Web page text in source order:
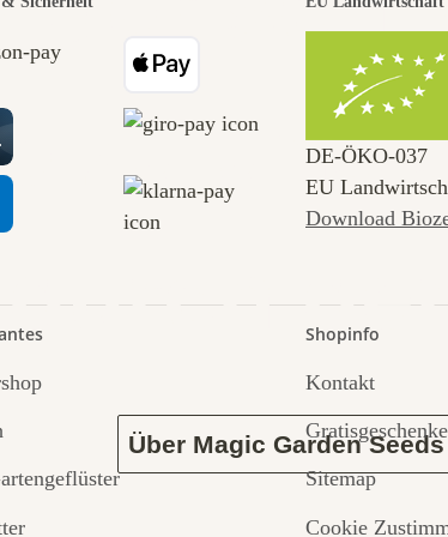
zu
Über Magic Garden Seeds
DE‑ÖKO‑037
EU
Download
Shopinfo
Kontakt
Gratisgeschenke
Sitemap
Cookie